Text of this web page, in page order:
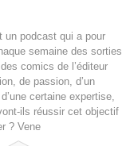
un podcast qui a pour
semaine des sorties
comics de l’éditeur
de passion, d’un
certaine expertise,
ils réussir cet objectif
? Vene